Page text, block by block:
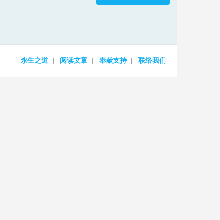
永生之道 阅读文章 奉献支持 联络我们